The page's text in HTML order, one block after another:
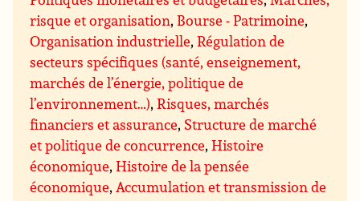
risque et organisation, Bourse - Patrimoine,
Organisation industrielle,Régulation de
secteurs spécifiques (santé, enseignement,
marchés de l’énergie, politique de
l’environnement…),Risques, marchés
financiers et assurance, Structure de marché
et politique de concurrence,Histoire
économique,Histoire de la pensée
économique, Accumulation et transmission de